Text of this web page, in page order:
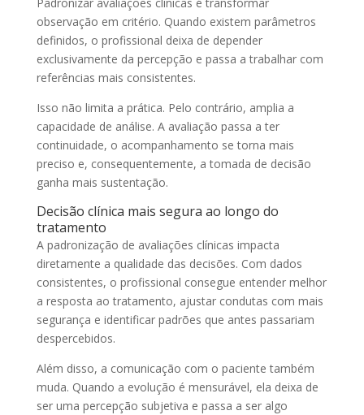
observação em critério. Quando existem parâmetros
definidos, o profissional deixa de depender
exclusivamente da percepção e passa a trabalhar com
referências mais consistentes.
Isso não limita a prática. Pelo contrário, amplia a
capacidade de análise. A avaliação passa a ter
continuidade, o acompanhamento se torna mais
preciso e, consequentemente, a tomada de decisão
ganha mais sustentação.
Decisão clínica mais segura ao longo do
tratamento
A padronização de avaliações clínicas impacta
diretamente a qualidade das decisões. Com dados
consistentes, o profissional consegue entender melhor
a resposta ao tratamento, ajustar condutas com mais
segurança e identificar padrões que antes passariam
despercebidos.
Além disso, a comunicação com o paciente também
muda. Quando a evolução é mensurável, ela deixa de
ser uma percepção subjetiva e passa a ser algo